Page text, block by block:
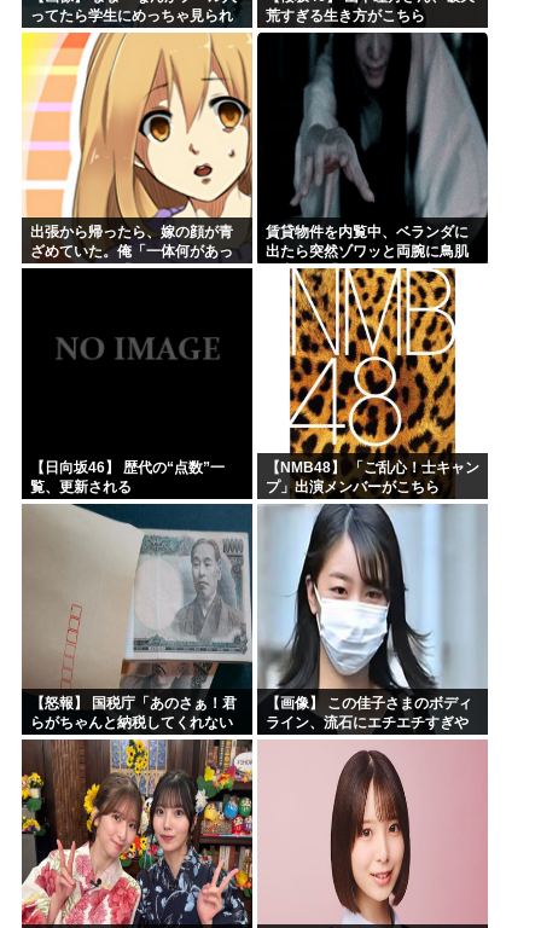
ってたら学生にめっちゃ見られ
たw」
荒すぎる生き方がこちら
出張から帰ったら、嫁の顔が青
ざめていた。俺「一体何があっ
たんだ？」嫁「…」→子供たち
賃貸物件を内覧中、ベランダに
出たら突然ゾワッと両腕に鳥肌
が出た。「やっぱりこの部屋嫌
だ」と思った瞬間、体が前にド
ンッと突き飛ばされて…
【日向坂46】 歴代の“点数”一
覧、更新される
【NMB48】 「ご乱心！士キャン
プ」出演メンバーがこちら
【怒報】 国税庁「あのさぁ！君
らがちゃんと納税してくれない
とこうなっちゃうけどどうす
る？！」←これw w w w w w w w
【画像】 この佳子さまのボディ
ライン、流石にエチエチすぎや
ろ！